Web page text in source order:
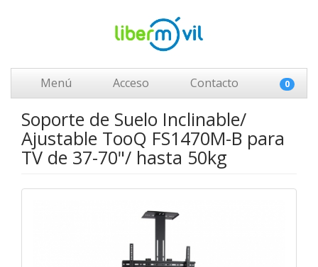
Menú Acceso Contacto 0
Soporte de Suelo Inclinable/
Ajustable TooQ FS1470M-B para
TV de 37-70"/ hasta 50kg